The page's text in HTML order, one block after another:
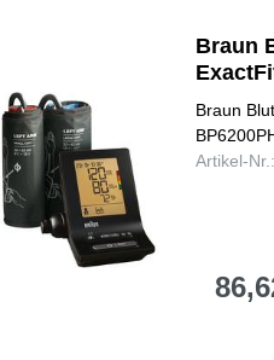
0731Braun
Braun
Artikel-